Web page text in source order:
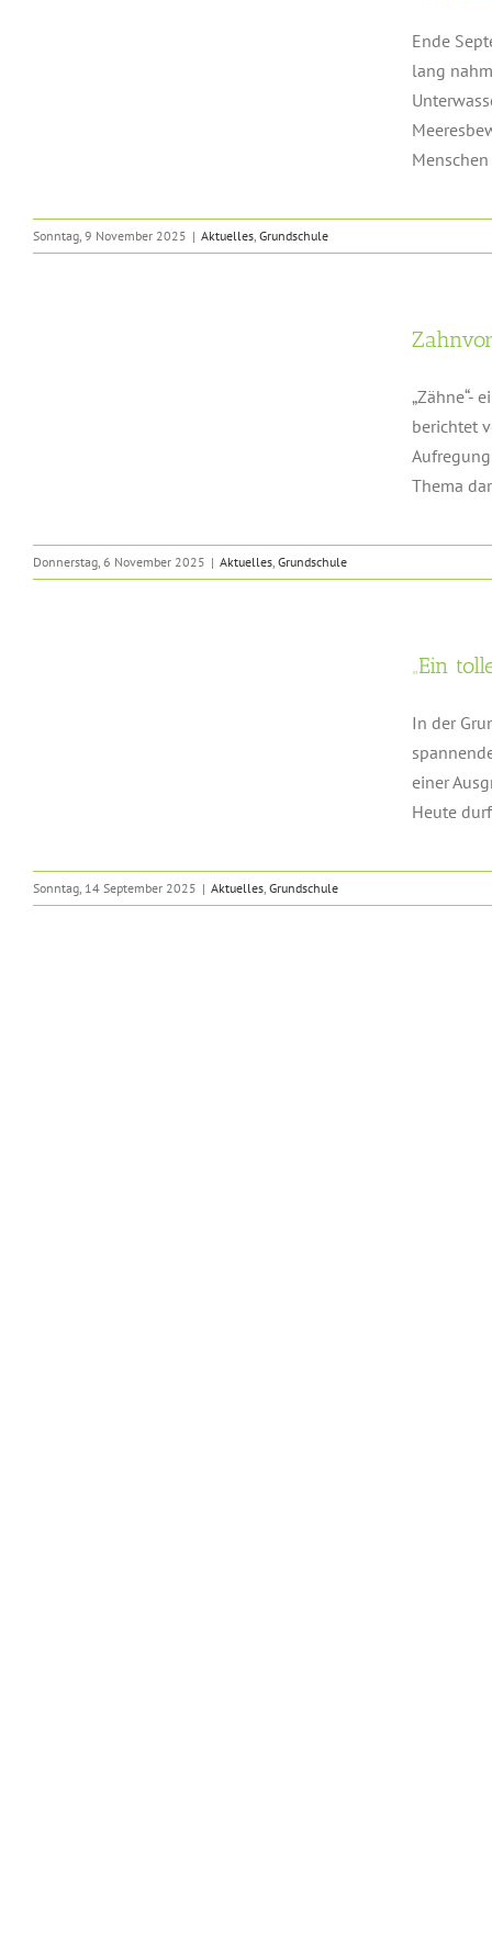
Ende
lang
Sonntag, 9 November 2025 | Aktuelles, Grundschule
„Zähne“-
berichtet
Thema
Donnerstag, 6 November 2025 | Aktuelles, Grundschule
„Ein
In der
einer
Heute
Sonntag, 14 September 2025 | Aktuelles, Grundschule